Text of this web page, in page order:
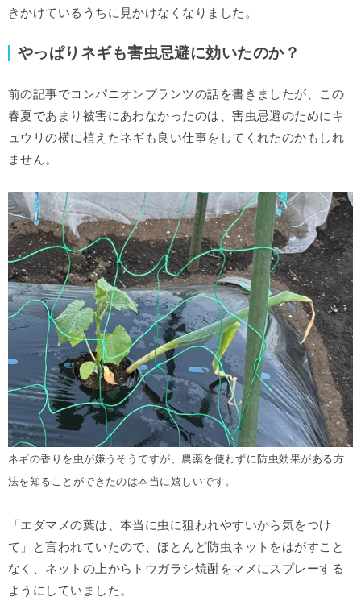
きかけているうちに見かけなくなりました。
やっぱりネギも害虫忌避に効いたのか？
前の記事でコンパニオンプランツの話を書きましたが、この
春夏であまり被害にあわなかったのは、害虫忌避のためにキ
ュウリの横に植えたネギも良い仕事をしてくれたのかもしれ
ません。
ネギの香りを虫が嫌うそうですが、農薬を使わずに防虫効果がある方
法を知ることができたのは本当に嬉しいです。
「エダマメの葉は、本当に虫に狙われやすいから気をつけ
て」と言われていたので、ほとんど防虫ネットをはがすこと
なく、ネットの上からトウガラシ焼酎をマメにスプレーする
ようにしていました。